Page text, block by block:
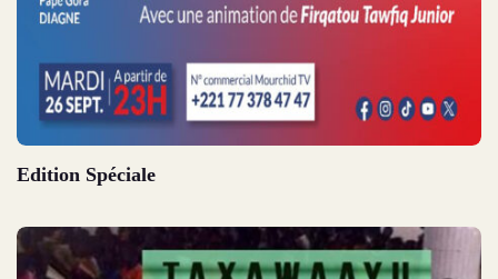
Edition Spéciale